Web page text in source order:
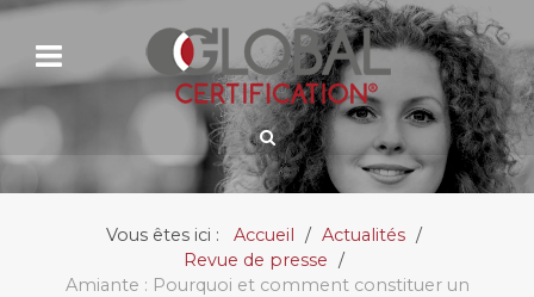
Vous êtes ici : Accueil
Actualités
Revue de presse
Amiante : Pourquoi et comment constituer un